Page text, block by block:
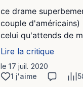
ce drame
couple d'américains)
celui qu'attends de
Lire la critique
le 17 juil. 2020
1 j'aime